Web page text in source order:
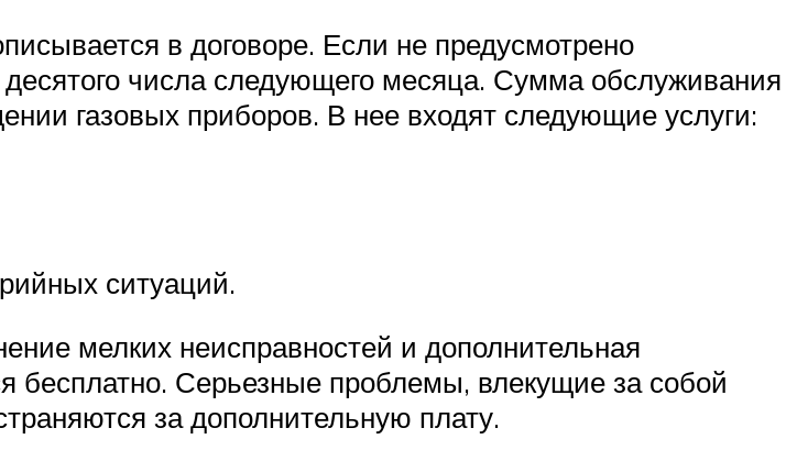
в договоре. Если не предусмотрено
числа следующего месяца. Сумма обслуживания
газовых приборов. В нее входят следующие услуги:
ситуаций.
мелких неисправностей и дополнительная
бесплатно. Серьезные проблемы, влекущие за собой
за дополнительную плату.